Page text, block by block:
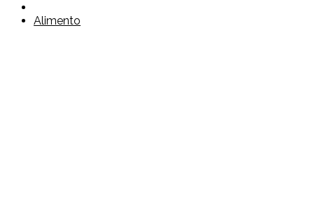
Alimento